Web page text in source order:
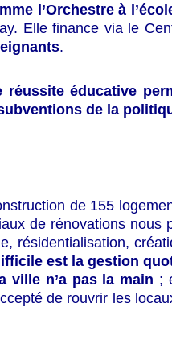
l’Orchestre à
Elle finance via le
.
réussite éducative
de la
de 155
de rénovations nous
résidentialisation,
est la gestion
ville n’a pas la main ;
de rouvrir les